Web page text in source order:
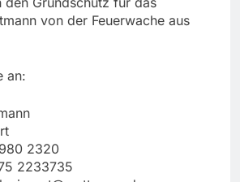
von der Feuerwache aus
an:
2320
2233735